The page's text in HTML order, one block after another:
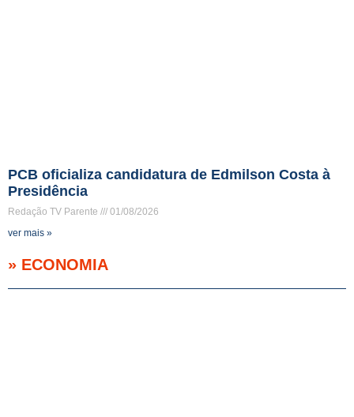
PCB oficializa candidatura de Edmilson Costa à
Presidência
Redação TV Parente
01/08/2026
ver mais »
» ECONOMIA